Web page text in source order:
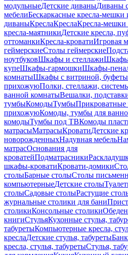
модульныеДетские диваныДиваны
мебелиБескаркасные кресла-
диваныКреслаКреслаКресла-
кресла-маятникиДетские кресла,
оттоманкиКресла-кроватиИгровая
геймерскиеСтолы геймерские
ноутбуковШкафы и стеллажи
купеШкафы-гармошкиШкафы-
комнатыШкафы с витриной, буфеты
прихожуюПолки, стеллажи,
ванной комнатыВешалки,
тумбыКомодыТумбы
прихожуюКомоды, тумбы для
комодыТумбы под ТВКомоды
матрасыМатрасыКроватиДетские
новорожденныхНадувная мебель
матрасОснования для
кроватейПодматрасники
шкафы-кроватиКровати-домики
столыБарные столыСтолы
компьютерныеДетские столы
столыСадовые столыРастущие
журнальные столики для бани
столикиКонсольные столики
книгиСтульяКухонные стулья,
табуретыКомпьютерные кресла,
креслаДетские стулья, табуреты
кресла, стулья, табуретыСтулья,